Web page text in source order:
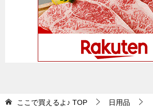
ここで買えるよ♪ TOP 日用品